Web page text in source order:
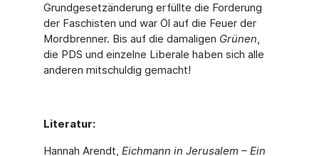
Grundgesetzänderung erfüll­te die Forderung
der Faschisten und war Öl auf die Feuer der
Mordbrenner. Bis auf die damaligen Grünen,
die PDS und einzelne Liberale haben sich alle
anderen mitschuldig gemacht!
Literatur:
Hannah Arendt, Eichmann in Jerusalem – Ein